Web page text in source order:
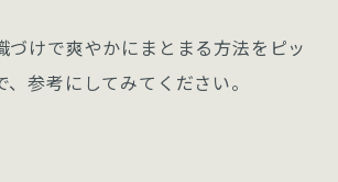
づけで爽やかにまとまる方法をピッ
参考にしてみてください。